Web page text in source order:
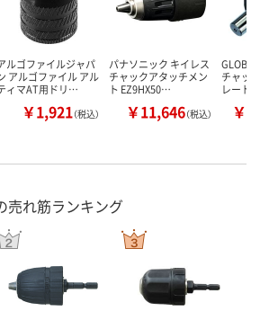
ルゴファイルジャパ
アルゴファイル アル
ィマAT用ドリ…
￥1,921（税込）
パナソニック キイレス
チャックアタッチメン
ト EZ9HX50…
￥11,646（税込）
GLOBE
チャッ
レート
￥
売れ筋ランキング